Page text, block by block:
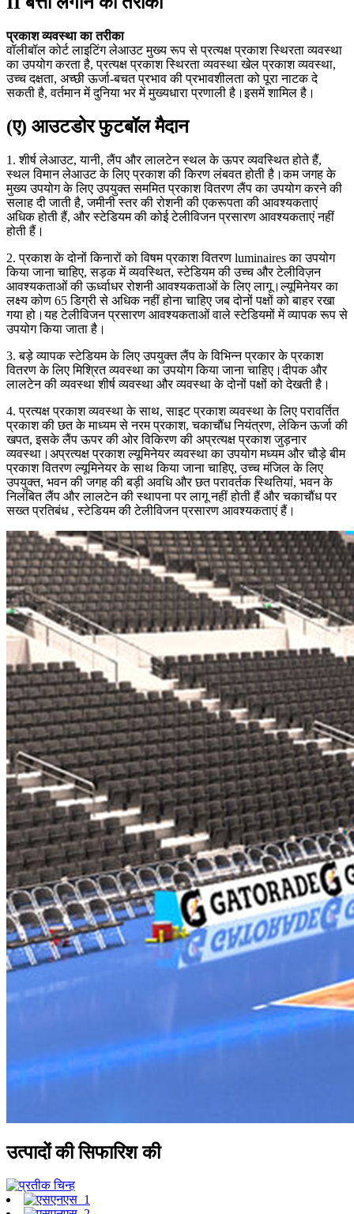
प्रकाश व्यवस्था का तरीका
वॉलीबॉल कोर्ट लाइटिंग लेआउट मुख्य रूप से प्रत्यक्ष प्रकाश स्थिरता व्यवस्था
का उपयोग करता है, प्रत्यक्ष प्रकाश स्थिरता व्यवस्था खेल प्रकाश व्यवस्था,
उच्च दक्षता, अच्छी ऊर्जा-बचत प्रभाव की प्रभावशीलता को पूरा नाटक दे
सकती है, वर्तमान में दुनिया भर में मुख्यधारा प्रणाली है।इसमें शामिल है।
(ए) आउटडोर फुटबॉल मैदान
1. शीर्ष लेआउट, यानी, लैंप और लालटेन स्थल के ऊपर व्यवस्थित होते हैं,
स्थल विमान लेआउट के लिए प्रकाश की किरण लंबवत होती है।कम जगह के
मुख्य उपयोग के लिए उपयुक्त सममित प्रकाश वितरण लैंप का उपयोग करने की
सलाह दी जाती है, जमीनी स्तर की रोशनी की एकरूपता की आवश्यकताएं
अधिक होती हैं, और स्टेडियम की कोई टेलीविजन प्रसारण आवश्यकताएं नहीं
होती हैं।
2. प्रकाश के दोनों किनारों को विषम प्रकाश वितरण luminaires का उपयोग
किया जाना चाहिए, सड़क में व्यवस्थित, स्टेडियम की उच्च और टेलीविज़न
आवश्यकताओं की ऊर्ध्वाधर रोशनी आवश्यकताओं के लिए लागू।ल्यूमिनेयर का
लक्ष्य कोण 65 डिग्री से अधिक नहीं होना चाहिए जब दोनों पक्षों को बाहर रखा
गया हो।यह टेलीविजन प्रसारण आवश्यकताओं वाले स्टेडियमों में व्यापक रूप से
उपयोग किया जाता है।
3. बड़े व्यापक स्टेडियम के लिए उपयुक्त लैंप के विभिन्न प्रकार के प्रकाश
वितरण के लिए मिश्रित व्यवस्था का उपयोग किया जाना चाहिए।दीपक और
लालटेन की व्यवस्था शीर्ष व्यवस्था और व्यवस्था के दोनों पक्षों को देखती है।
4. प्रत्यक्ष प्रकाश व्यवस्था के साथ, साइट प्रकाश व्यवस्था के लिए परावर्तित
प्रकाश की छत के माध्यम से नरम प्रकाश, चकाचौंध नियंत्रण, लेकिन ऊर्जा की
खपत, इसके लैंप ऊपर की ओर विकिरण की अप्रत्यक्ष प्रकाश जुड़नार
व्यवस्था।अप्रत्यक्ष प्रकाश ल्यूमिनेयर व्यवस्था का उपयोग मध्यम और चौड़े बीम
प्रकाश वितरण ल्यूमिनेयर के साथ किया जाना चाहिए, उच्च मंजिल के लिए
उपयुक्त, भवन की जगह की बड़ी अवधि और छत परावर्तक स्थितियां, भवन के
निलंबित लैंप और लालटेन की स्थापना पर लागू नहीं होती हैं और चकाचौंध पर
सख्त प्रतिबंध , स्टेडियम की टेलीविजन प्रसारण आवश्यकताएं हैं।
उत्पादों की सिफारिश की